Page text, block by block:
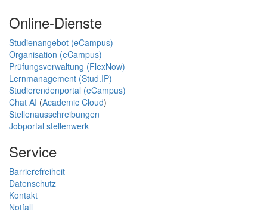
Online-Dienste
Studienangebot (eCampus)
Organisation (eCampus)
Prüfungsverwaltung (FlexNow)
Lernmanagement (Stud.IP)
Studierendenportal (eCampus)
Chat AI (Academic Cloud)
Stellenausschreibungen
Jobportal stellenwerk
Service
Barrierefreiheit
Datenschutz
Kontakt
Notfall